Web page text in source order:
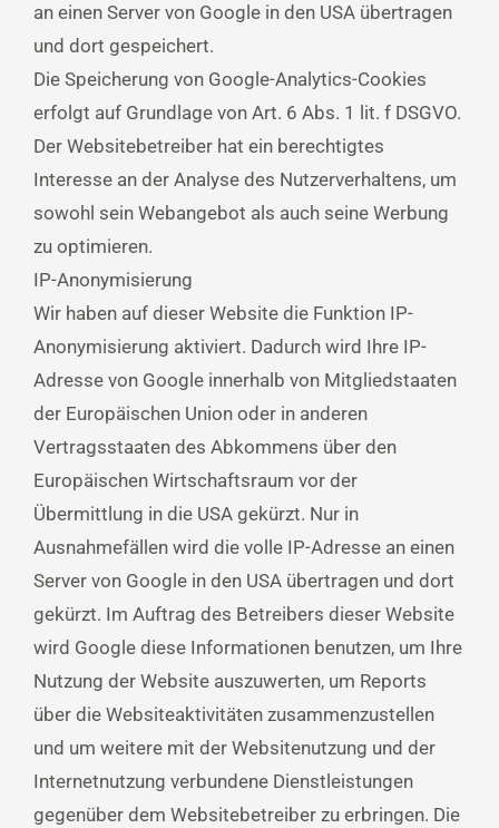
an einen Server von Google in den USA übertragen
und dort gespeichert.
Die Speicherung von Google-Analytics-Cookies
erfolgt auf Grundlage von Art. 6 Abs. 1 lit. f DSGVO.
Der Websitebetreiber hat ein berechtigtes
Interesse an der Analyse des Nutzerverhaltens, um
sowohl sein Webangebot als auch seine Werbung
zu optimieren.
IP-Anonymisierung
Wir haben auf dieser Website die Funktion IP-
Anonymisierung aktiviert. Dadurch wird Ihre IP-
Adresse von Google innerhalb von Mitgliedstaaten
der Europäischen Union oder in anderen
Vertragsstaaten des Abkommens über den
Europäischen Wirtschaftsraum vor der
Übermittlung in die USA gekürzt. Nur in
Ausnahmefällen wird die volle IP-Adresse an einen
Server von Google in den USA übertragen und dort
gekürzt. Im Auftrag des Betreibers dieser Website
wird Google diese Informationen benutzen, um Ihre
Nutzung der Website auszuwerten, um Reports
über die Websiteaktivitäten zusammenzustellen
und um weitere mit der Websitenutzung und der
Internetnutzung verbundene Dienstleistungen
gegenüber dem Websitebetreiber zu erbringen. Die